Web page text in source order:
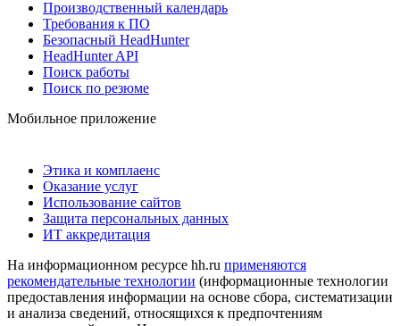
Производственный календарь
Требования к ПО
Безопасный HeadHunter
HeadHunter API
Поиск работы
Поиск по резюме
Мобильное приложение
Этика и комплаенс
Оказание услуг
Использование сайтов
Защита персональных данных
ИТ аккредитация
На информационном ресурсе hh.ru применяются
рекомендательные технологии (информационные технологии
предоставления информации на основе сбора, систематизации
и анализа сведений, относящихся к предпочтениям